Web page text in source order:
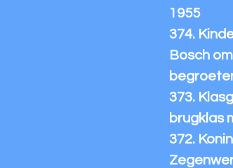
1955
374.
Bosch
373.
brugklas
372.